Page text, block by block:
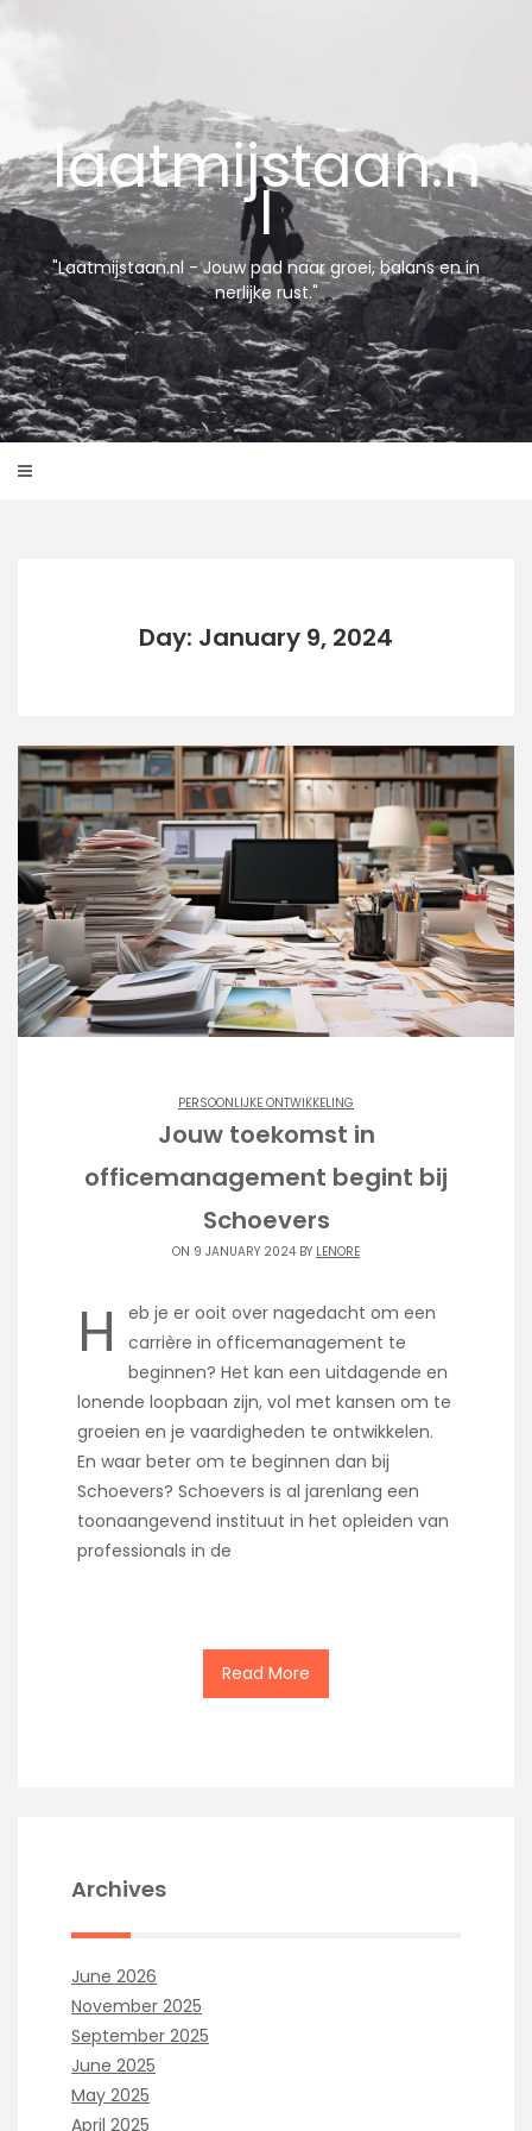
laatmijstaan.n
l
"Laatmijstaan.nl - Jouw pad naar groei, balans en in
nerlijke rust."
Day: January 9, 2024
PERSOONLIJKE ONTWIKKELING
Jouw toekomst in
officemanagement begint bij
Schoevers
ON 9 JANUARY 2024 BY LENORE
H
eb je er ooit over nagedacht om een
carrière in officemanagement te
beginnen? Het kan een uitdagende en
lonende loopbaan zijn, vol met kansen om te
groeien en je vaardigheden te ontwikkelen.
En waar beter om te beginnen dan bij
Schoevers? Schoevers is al jarenlang een
toonaangevend instituut in het opleiden van
professionals in de
Read More
Archives
June 2026
November 2025
September 2025
June 2025
May 2025
April 2025